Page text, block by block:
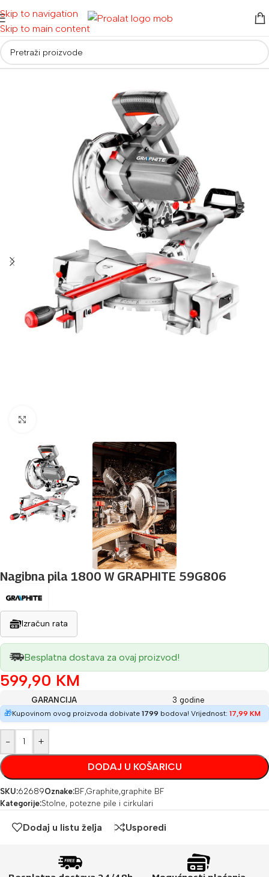
Skip to navigation
Skip to main content
Početna/ Električni alati
Nagibna pila 1800 W GRAPHITE 59G806
Izračun rata
Besplatna dostava za ovaj proizvod!
599,90 KM
GARANCIJA
3 godine
🎁Kupovinom ovog proizvoda dobivate 1799 bodova! Vrijednost: 17,99 KM
- +
DODAJ U KOŠARICU
SKU:62689Oznake:BF,Graphite,graphite BF
Kategorije:Stolne, potezne pile i cirkulari
Dodaj u listu želja Usporedi